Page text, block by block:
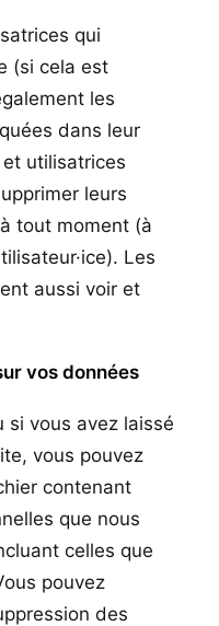
qui
(si cela est
les
dans leur
utilisatrices
leurs
tout moment (à
Les
aussi voir et
vos données
si vous avez laissé
vous pouvez
contenant
que nous
celles que
pouvez
des